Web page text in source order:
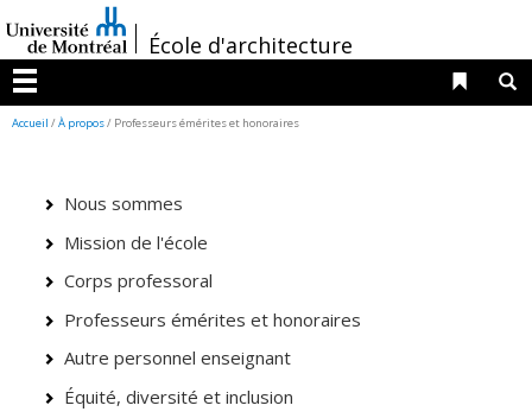
au
contenu
/École d'architecture
Menu
Liens
Accueil /À propos/ Professeurs émérites et honoraires
Nous sommes
Mission de l'école
Corps professoral
Professeurs émérites et honoraires
Autre personnel enseignant
Équité, diversité et inclusion